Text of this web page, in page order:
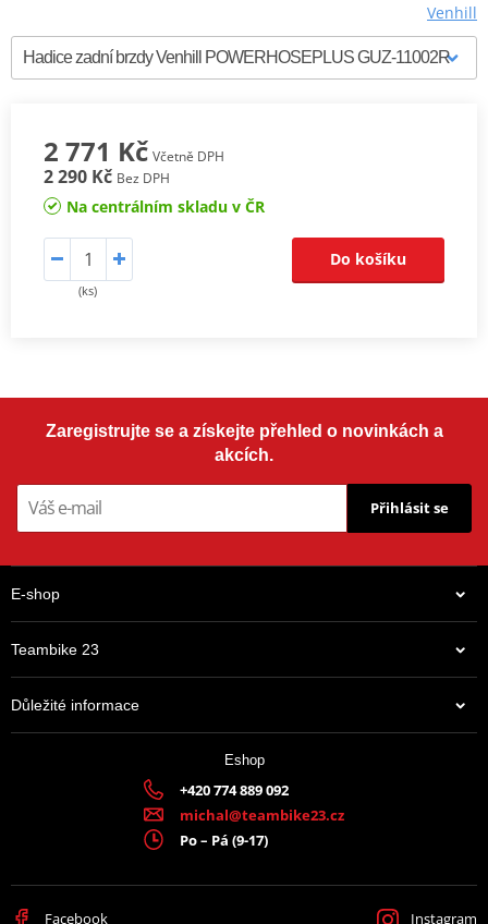
Venhill
2 771 Kč Včetně DPH
2 290 Kč Bez DPH
Na centrálním skladu v ČR
(ks)
Do košíku
Zaregistrujte se a získejte přehled o novinkách a
akcích.
Přihlásit se
E-shop
Teambike 23
Důležité informace
Eshop
+420 774 889 092
michal@teambike23.cz
Po – Pá (9-17)
Facebook Instagram